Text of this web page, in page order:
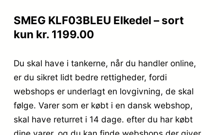
SMEG KLF03BLEU Elkedel – sort
kun kr. 1199.00
Du skal have i tankerne, når du handler online,
er du sikret lidt bedre rettigheder, fordi
webshops er underlagt en lovgivning, de skal
følge. Varer som er købt i en dansk webshop,
skal have returret i 14 dage. efter du har købt